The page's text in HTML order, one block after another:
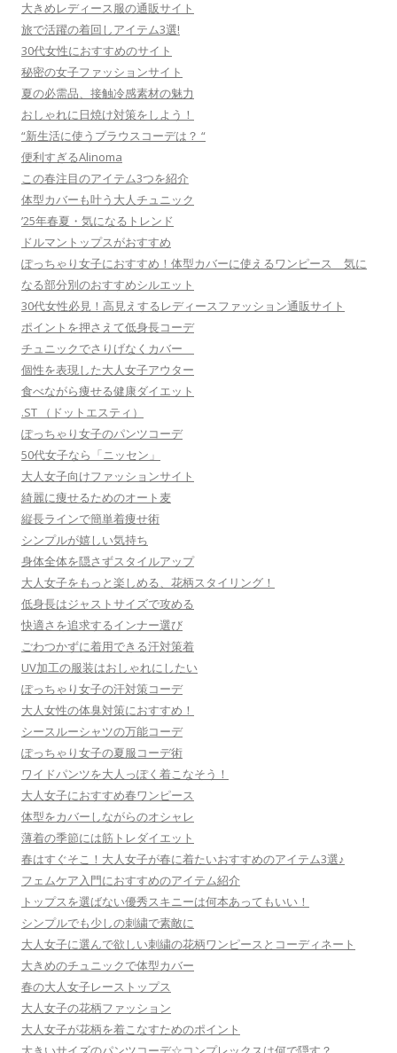
大きめレディース服の通販サイト
旅で活躍の着回しアイテム3選!
30代女性におすすめのサイト
秘密の女子ファッションサイト
夏の必需品、接触冷感素材の魅力
おしゃれに日焼け対策をしよう！
“新生活に使うブラウスコーデは？ “
便利すぎるAlinoma
この春注目のアイテム3つを紹介
体型カバーも叶う大人チュニック
’25年春夏・気になるトレンド
ドルマントップスがおすすめ
ぽっちゃり女子におすすめ！体型カバーに使えるワンピース 気に
なる部分別のおすすめシルエット
30代女性必見！高見えするレディースファッション通販サイト
ポイントを押さえて低身長コーデ
チュニックでさりげなくカバー
個性を表現した大人女子アウター
食べながら痩せる健康ダイエット
.ST （ドットエスティ）
ぽっちゃり女子のパンツコーデ
50代女子なら「ニッセン」
大人女子向けファッションサイト
綺麗に痩せるためのオート麦
縦長ラインで簡単着痩せ術
シンプルが嬉しい気持ち
身体全体を隠さずスタイルアップ
大人女子をもっと楽しめる、花柄スタイリング！
低身長はジャストサイズで攻める
快適さを追求するインナー選び
ごわつかずに着用できる汗対策着
UV加工の服装はおしゃれにしたい
ぽっちゃり女子の汗対策コーデ
大人女性の体臭対策におすすめ！
シースルーシャツの万能コーデ
ぽっちゃり女子の夏服コーデ術
ワイドパンツを大人っぽく着こなそう！
大人女子におすすめ春ワンピース
体型をカバーしながらのオシャレ
薄着の季節には筋トレダイエット
春はすぐそこ！大人女子が春に着たいおすすめのアイテム3選♪
フェムケア入門におすすめのアイテム紹介
トップスを選ばない優秀スキニーは何本あってもいい！
シンプルでも少しの刺繍で素敵に
大人女子に選んで欲しい刺繍の花柄ワンピースとコーディネート
大きめのチュニックで体型カバー
春の大人女子レーストップス
大人女子の花柄ファッション
大人女子が花柄を着こなすためのポイント